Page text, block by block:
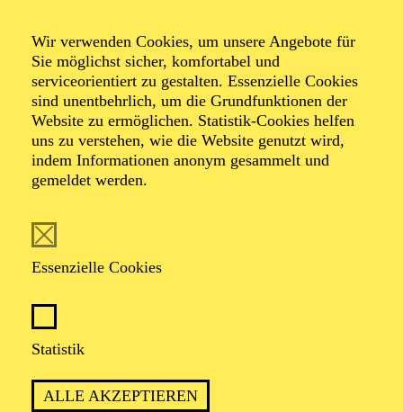
Wir verwenden Cookies, um unsere Angebote für
Sie möglichst sicher, komfortabel und
serviceorientiert zu gestalten. Essenzielle Cookies
sind unentbehrlich, um die Grundfunktionen der
Website zu ermöglichen. Statistik-Cookies helfen
uns zu verstehen, wie die Website genutzt wird,
indem Informationen anonym gesammelt und
gemeldet werden.
Essenzielle Cookies
Statistik
ALLE AKZEPTIEREN
Foto: Janine Kuehn
Ketan Bhatti ist ein Grenzgänger zwischen
reichen von zeitgenössischer Kammermusik, über
experimentelles Musik- und Tanztheater, Bühnen- und